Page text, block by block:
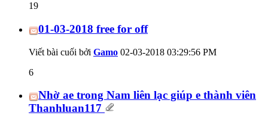
19
01-03-2018 free for off
Viết bài cuối bởi Gamo 02-03-2018 03:29:56 PM
6
Nhờ ae trong Nam liên lạc giúp e thành viên
Thanhluan117